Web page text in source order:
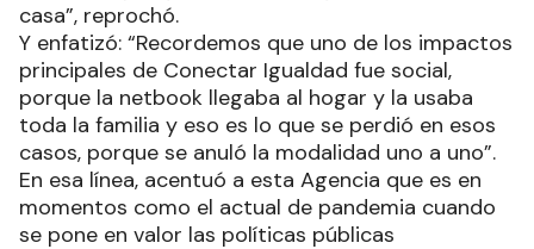
casa”, reprochó.
Y enfatizó: “Recordemos que uno de los impactos
principales de Conectar Igualdad fue social,
porque la netbook llegaba al hogar y la usaba
toda la familia y eso es lo que se perdió en esos
casos, porque se anuló la modalidad uno a uno”.
En esa línea, acentuó a esta Agencia que es en
momentos como el actual de pandemia cuando
se pone en valor las políticas públicas